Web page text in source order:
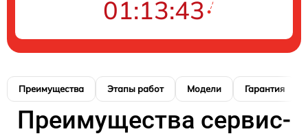
01:13:42
Преимущества Этапы работ Модели Гарантия
Преимущества сервис-